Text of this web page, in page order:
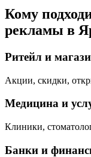
Кому
рекламы в
Ритейл и
Акции, скидки,
Медицина и
Клиники,
Банки и